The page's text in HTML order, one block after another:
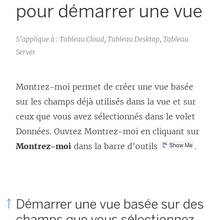
pour démarrer une vue
S’applique à : Tableau Cloud, Tableau Desktop, Tableau
Server
Montrez-moi permet de créer une vue basée
sur les champs déjà utilisés dans la vue et sur
ceux que vous avez sélectionnés dans le volet
Données. Ouvrez Montrez-moi en cliquant sur
Montrez-moi dans la barre d’outils .
Démarrer une vue basée sur des